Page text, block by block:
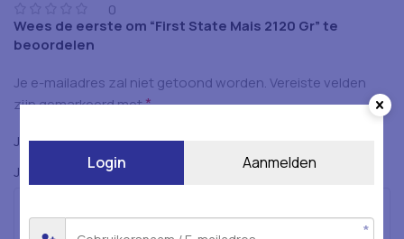
0
Wees de eerste om “First State Mais 2120 Gr” te
beoordelen
Je e-mailadres zal niet getoond worden.Vereiste velden
zijn gemarkeerd met*
Je beoordeling*
Je beoordeling*
Login Aanmelden